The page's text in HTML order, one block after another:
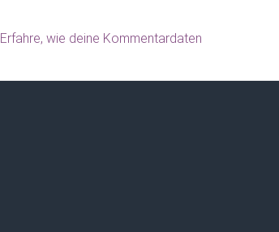
Erfahre, wie deine Kommentardaten